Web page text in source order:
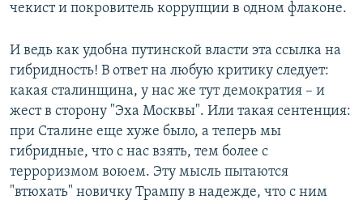
чекист и покровитель коррупции в одном флаконе.
И ведь как удобна путинской власти эта ссылка на
гибридность! В ответ на любую критику следует:
какая сталинщина, у нас же тут демократия – и
жест в сторону "Эха Москвы". Или такая сентенция:
при Сталине еще хуже было, а теперь мы
гибридные, что с нас взять, тем более с
терроризмом воюем. Эту мысль пытаются
"втюхать" новичку Трампу в надежде, что с ним